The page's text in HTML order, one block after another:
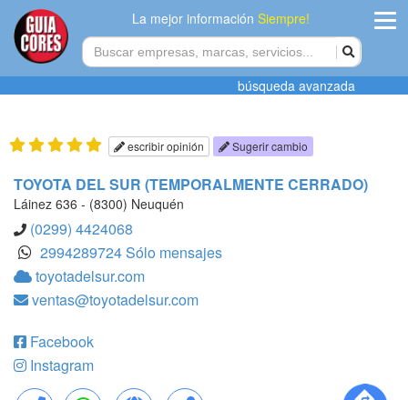
La mejor informaciónSiempre!
Agregar
búsqueda avanzada
escribir opinión Sugerir cambio
TOYOTA DEL SUR (TEMPORALMENTE CERRADO)
Láinez 636 - (8300) Neuquén
(0299) 4424068
2994289724 Sólo mensajes
toyotadelsur.com
ventas@toyotadelsur.com
Facebook
Instagram